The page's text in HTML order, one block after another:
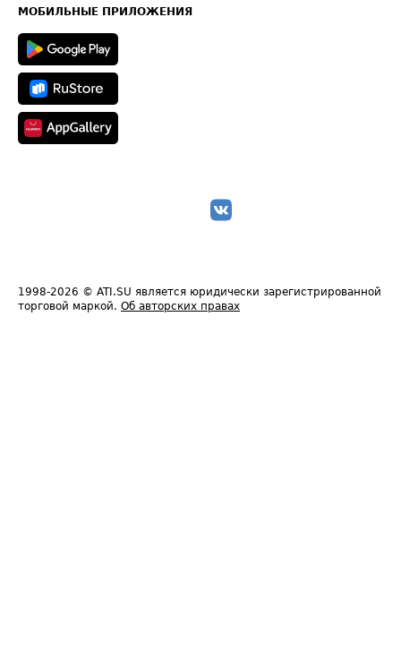
Техническая информация
МОБИЛЬНЫЕ ПРИЛОЖЕНИЯ
1998-2026 © ATI.SU является юридически зарегистрированной
торговой маркой. Об авторских правах